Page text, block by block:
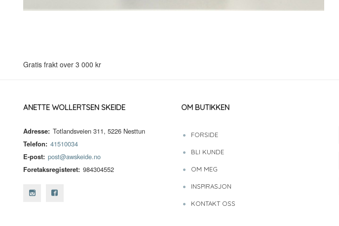
Gratis frakt over 3 000 kr
ANETTE WOLLERTSEN SKEIDE
Adresse: Totlandsveien 311, 5226 Nesttun
Telefon: 41510034
E-post: post@awskeide.no
Foretaksregisteret: 984304552
OM BUTIKKEN
FORSIDE
BLI KUNDE
OM MEG
INSPIRASJON
KONTAKT OSS